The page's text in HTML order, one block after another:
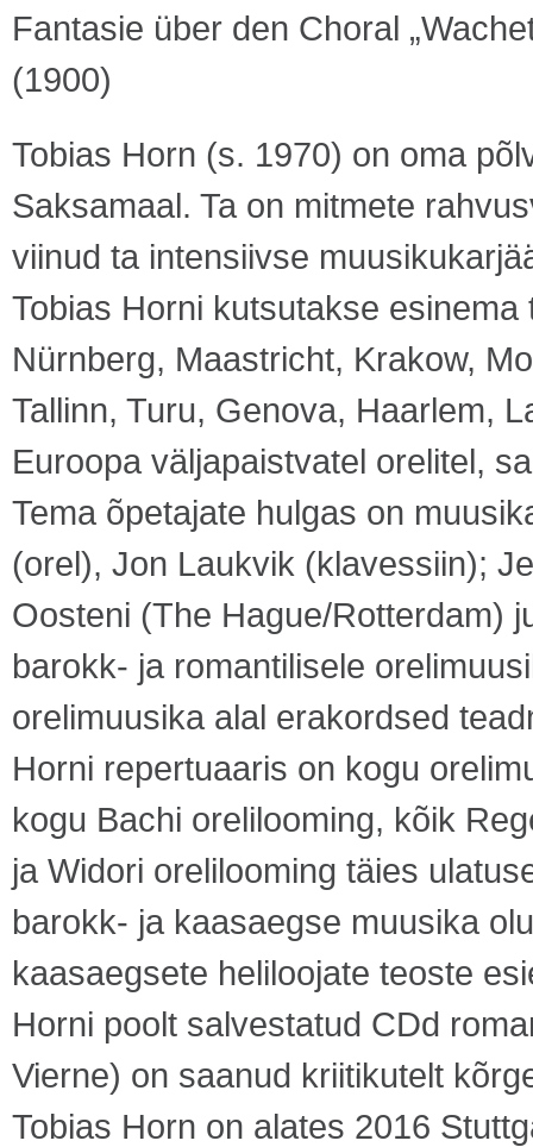
Fantasie über den Choral
(1900)
Tobias Horn (s. 1970) on oma
Saksamaal. Ta on mitmete
viinud ta intensiivse
Tobias Horni kutsutakse
Nürnberg, Maastricht, Krakow,
Tallinn, Turu, Genova, Haarlem,
Euroopa väljapaistvatel orelitel,
Tema õpetajate hulgas on
(orel), Jon Laukvik (klavessiin);
Oosteni (The Hague/Rotterdam)
barokk- ja romantilisele
orelimuusika alal erakordsed
Horni repertuaaris on kogu
kogu Bachi orelilooming, kõik
ja Widori orelilooming täies
barokk- ja kaasaegse muusika
kaasaegsete heliloojate teoste
Horni poolt salvestatud CDd
Vierne) on saanud kriitikutelt
Tobias Horn on alates 2016